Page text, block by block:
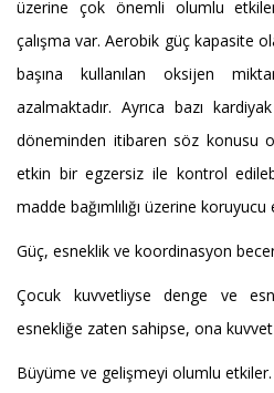
üzerine çok önemli olumlu
çalışma var. Aerobik güç kapasite
başına kullanılan oksijen
azalmaktadır. Ayrıca bazı
döneminden itibaren söz konusu
etkin bir egzersiz ile kontrol
madde bağımlılığı üzerine koruyucu
Güç, esneklik ve koordinasyon
Çocuk kuvvetliyse denge ve
esnekliğe zaten sahipse, ona kuvvet
Büyüme ve gelişmeyi olumlu etkiler.